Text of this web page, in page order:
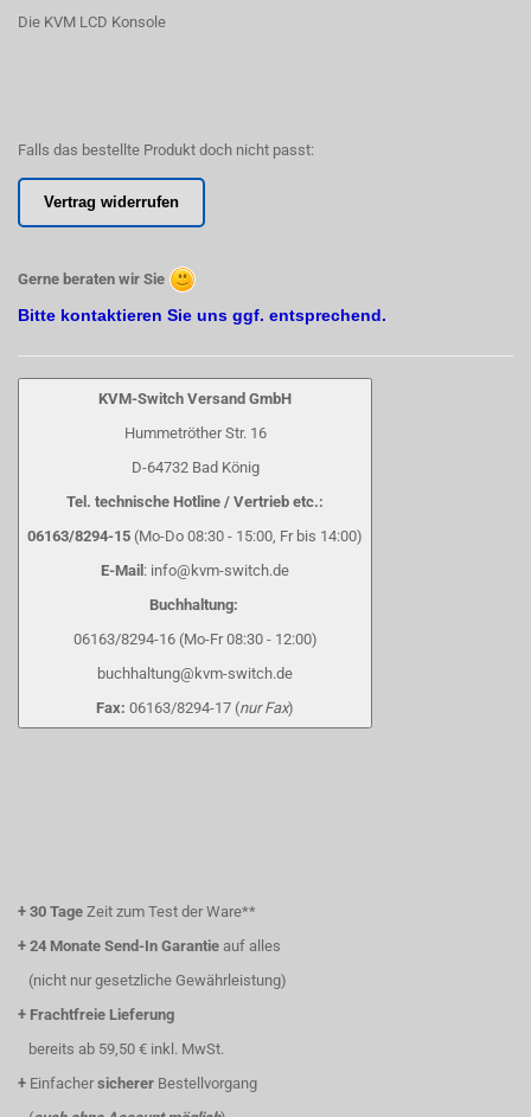
Die KVM LCD Konsole
Falls das bestellte Produkt doch nicht passt:
Vertrag widerrufen
Gerne beraten wir Sie
Bitte kontaktieren Sie uns ggf. entsprechend.
KVM-Switch Versand GmbH
Hummetröther Str. 16
D-64732 Bad König
Tel. technische Hotline / Vertrieb etc.:
06163/8294-15 (Mo-Do 08:30 - 15:00, Fr bis 14:00)
E-Mail : info@kvm-switch.de
Buchhaltung:
06163/8294-16 (Mo-Fr 08:30 - 12:00)
buchhaltung@kvm-switch.de
Fax: 06163/8294-17 (nur Fax)
+ 30 Tage Zeit zum Test der Ware**
+ 24 Monate Send-In Garantie auf alles
(nicht nur gesetzliche Gewährleistung)
+ Frachtfreie Lieferung
bereits ab 59,50 € inkl. MwSt.
+ Einfacher sicherer Bestellvorgang